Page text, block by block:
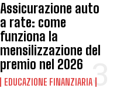
Assicurazione auto
a rate: come
funziona la
mensilizzazione del
premio nel 2026
EDUCAZIONE FINANZIARIA